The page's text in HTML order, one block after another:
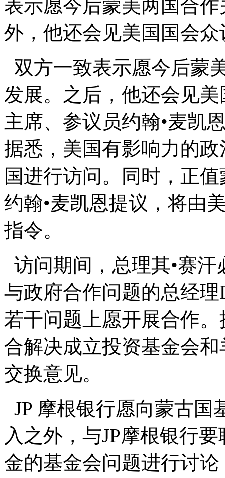
表示愿今后蒙美两国合
外，他还会见美国国会
双方一致表示愿今后蒙
发展。之后，他还会见
主席、参议员约翰•麦凯
据悉，美国有影响力的
国进行访问。同时，正
约翰•麦凯恩提议，将由
指令。
访问期间，总理其•赛
与政府合作问题的总经
若干问题上愿开展合作
合解决成立投资基金会
交换意见。
JP 摩根银行愿向蒙古
入之外，与JP摩根银行
金的基金会问题进行讨